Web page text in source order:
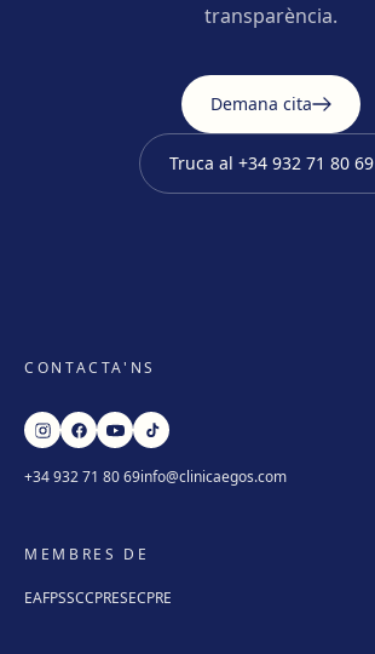
transparència.
Demana cita
Truca al +34 932 71 80 69
CONTACTA'NS
+34 932 71 80 69info@clinicaegos.com
MEMBRES DE
EAFPSSCCPRESECPRE